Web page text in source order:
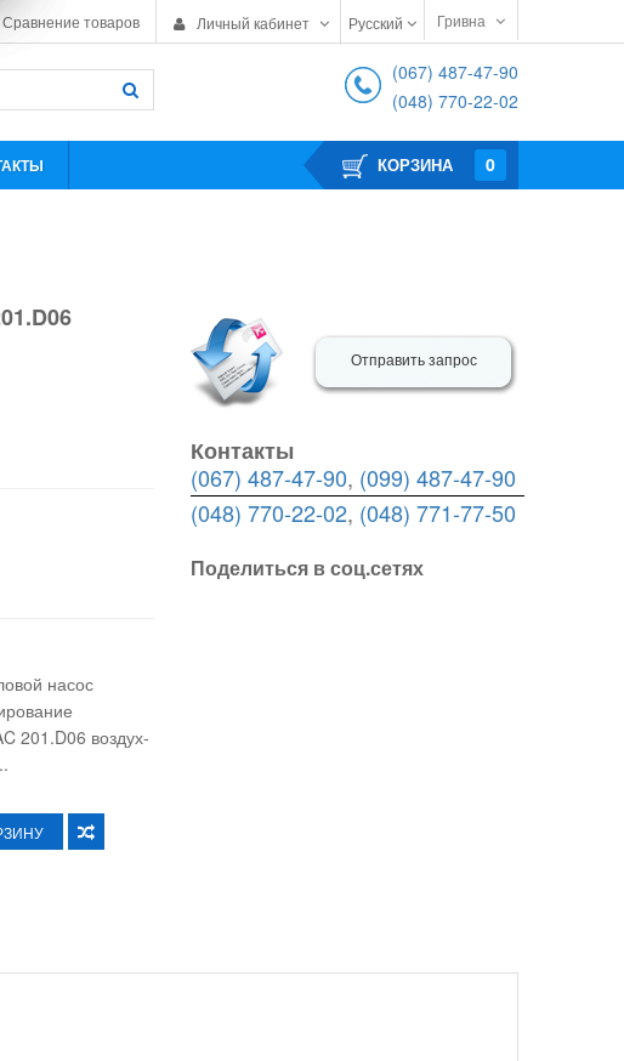
Сравнение товаров Личный кабинет Гривна
Русский
(067) 487-47-90
(048) 770-22-02
КОРЗИНА
0
насос
201.D06 воздух-
Отправить запрос
Контакты
(067) 487-47-90, (099) 487-47-90
(048) 770-22-02, (048) 771-77-50
Поделиться в соц.сетях